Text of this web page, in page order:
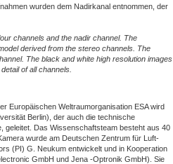
wurden dem Nadirkanal entnommen, der
channels and the nadir channel. The
derived from the stereo channels. The
The black and white high resolution images
of all channels.
Europäischen Weltraumorganisation ESA wird
Berlin), der auch die technische
geleitet. Das Wissenschaftsteam besteht aus 40
wurde am Deutschen Zentrum für Luft-
(PI) G. Neukum entwickelt und in Kooperation
GmbH und Jena -Optronik GmbH). Sie